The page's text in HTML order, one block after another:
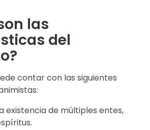
las
del
contar con las siguientes
existencia de múltiples entes,